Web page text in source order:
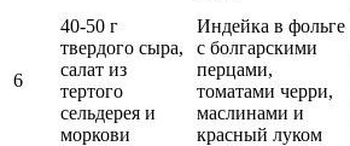
6
40-50 г
твердого сыра,
салат из
тертого
сельдерея и
моркови
Индейка в фольге
с болгарскими
перцами,
томатами черри,
маслинами и
красный луком